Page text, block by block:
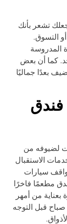
بأنك
أن بعض
جماليًا
من
الاستقبال
سيارات
فاخرًا
من أمهر
قبل التوجه